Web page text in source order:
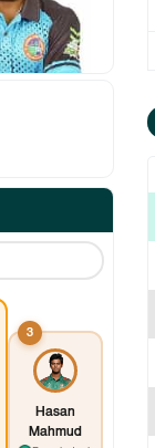
3
Hasan
Mahmud